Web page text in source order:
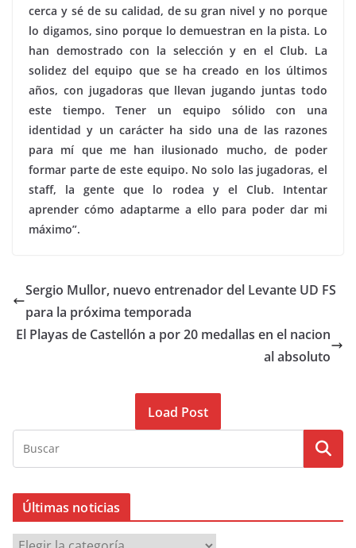
cerca y sé de su calidad, de su gran nivel y no porque
lo digamos, sino porque lo demuestran en la pista. Lo
han demostrado con la selección y en el Club. La
solidez del equipo que se ha creado en los últimos
años, con jugadoras que llevan jugando juntas todo
este tiempo. Tener un equipo sólido con una
identidad y un carácter ha sido una de las razones
para mí que me han ilusionado mucho, de poder
formar parte de este equipo. No solo las jugadoras, el
staff, la gente que lo rodea y el Club. Intentar
aprender cómo adaptarme a ello para poder dar mi
máximo”.
Sergio Mullor, nuevo entrenador del Levante UD FS
para la próxima temporada
El Playas de Castellón a por 20 medallas en el nacion
al absoluto
Load Post
Últimas noticias
Ú